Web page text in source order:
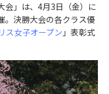
会」は、4月3日（金）に
。決勝大会の各クラス優
ス女子オープン 」表彰式